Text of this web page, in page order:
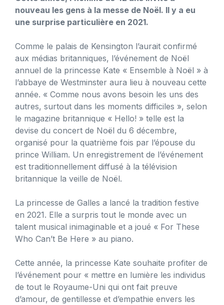
nouveau les gens à la messe de Noël. Il y a eu
une surprise particulière en 2021.
Comme le palais de Kensington l’aurait confirmé
aux médias britanniques, l’événement de Noël
annuel de la princesse Kate « Ensemble à Noël » à
l’abbaye de Westminster aura lieu à nouveau cette
année. « Comme nous avons besoin les uns des
autres, surtout dans les moments difficiles », selon
le magazine britannique « Hello! » telle est la
devise du concert de Noël du 6 décembre,
organisé pour la quatrième fois par l’épouse du
prince William. Un enregistrement de l’événement
est traditionnellement diffusé à la télévision
britannique la veille de Noël.
La princesse de Galles a lancé la tradition festive
en 2021. Elle a surpris tout le monde avec un
talent musical inimaginable et a joué « For These
Who Can’t Be Here » au piano.
Cette année, la princesse Kate souhaite profiter de
l’événement pour « mettre en lumière les individus
de tout le Royaume-Uni qui ont fait preuve
d’amour, de gentillesse et d’empathie envers les